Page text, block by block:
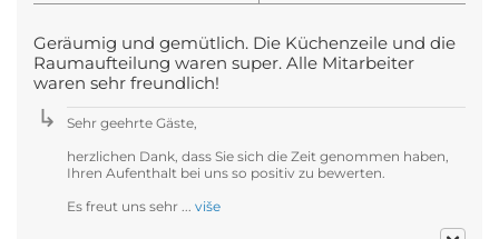
Geräumig und gemütlich. Die Küchenzeile und die
Raumaufteilung waren super. Alle Mitarbeiter
waren sehr freundlich!
Sehr geehrte Gäste,
herzlichen Dank, dass Sie sich die Zeit genommen haben,
Ihren Aufenthalt bei uns so positiv zu bewerten.
Es freut uns sehr ... više